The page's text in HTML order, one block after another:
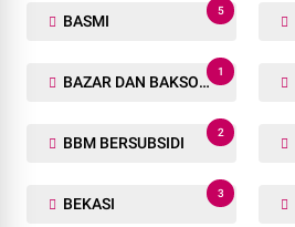
BASMI
5
BAZAR DAN BAKSOS RAMADHAN
1
BBM BERSUBSIDI
2
BEKASI
3